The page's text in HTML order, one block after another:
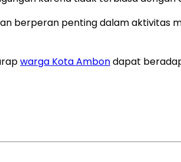
berperan penting dalam
warga Kota Ambondapat